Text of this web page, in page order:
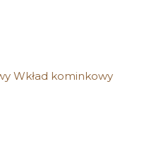
Wkład kominkowy